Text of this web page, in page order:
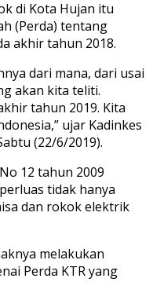
di Kota Hujan itu
(Perda) tentang
akhir tahun 2018.
dari mana, dari usai
akan kita teliti.
tahun 2019. Kita
ujar Kadinkes
(22/6/2019).
12 tahun 2009
tidak hanya
dan rokok elektrik
melakukan
Perda KTR yang